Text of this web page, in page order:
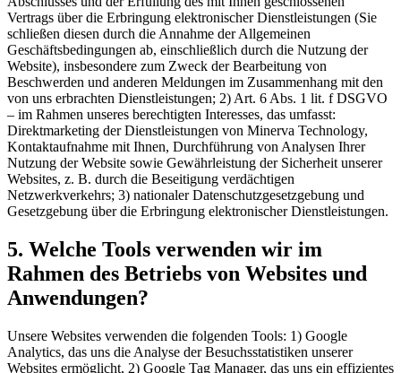
Vertrags über die Erbringung elektronischer Dienstleistungen (Sie
schließen diesen durch die Annahme der Allgemeinen
Geschäftsbedingungen ab, einschließlich durch die Nutzung der
Website), insbesondere zum Zweck der Bearbeitung von
Beschwerden und anderen Meldungen im Zusammenhang mit den
von uns erbrachten Dienstleistungen; 2) Art. 6 Abs. 1 lit. f DSGVO
– im Rahmen unseres berechtigten Interesses, das umfasst:
Direktmarketing der Dienstleistungen von Minerva Technology,
Kontaktaufnahme mit Ihnen, Durchführung von Analysen Ihrer
Nutzung der Website sowie Gewährleistung der Sicherheit unserer
Websites, z. B. durch die Beseitigung verdächtigen
Netzwerkverkehrs; 3) nationaler Datenschutzgesetzgebung und
Gesetzgebung über die Erbringung elektronischer Dienstleistungen.
5. Welche Tools verwenden wir im
Rahmen des Betriebs von Websites und
Anwendungen?
Unsere Websites verwenden die folgenden Tools: 1) Google
Analytics, das uns die Analyse der Besuchsstatistiken unserer
Websites ermöglicht, 2) Google Tag Manager, das uns ein effizientes